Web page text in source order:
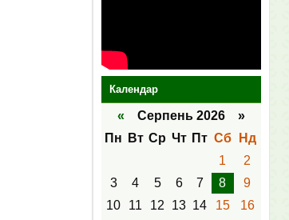
Календар
« Серпень 2026 »
Пн
Вт Ср Чт Пт Сб
Нд
1
2
3
4 5 6 7 8
9
10
11 12 13 14 15
16